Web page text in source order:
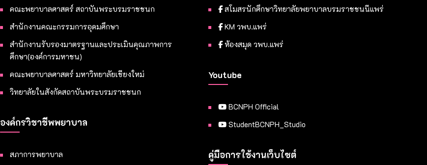
คณะพยาบาลศาสตร์ สถาบันพระบรมราชชนก
สำนักงานคณะกรรมการอุดมศึกษา
สำนักงานรับรองมาตรฐานและประเมินคุณภาพการ
ศึกษา(องค์การมหาชน)
คณะพยาบาลศาสตร์ มหาวิทยาลัยเชียงใหม่
วิทยาลัยในสังกัดสถาบันพระบรมราชชนก
องค์กรวิชาชีพพยาบาล
สภาการพยาบาล
สโมสรนักศึกษาวิทยาลัยพยาบาลบรมราชชนนีแพร่
KM วพบ.แพร่
ห้องสมุด วพบ.แพร่
Youtube
BCNPH Official
StudentBCNPH_Studio
คู่มือการใช้งานเว็บไซต์